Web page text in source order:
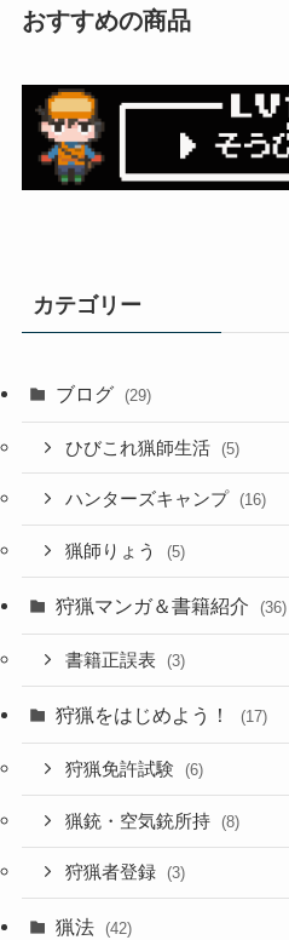
おすすめの商品
カテゴリー
ブログ (29)
ひびこれ猟師生活 (5)
ハンターズキャンプ (16)
猟師りょう (5)
狩猟マンガ＆書籍紹介 (36)
書籍正誤表 (3)
狩猟をはじめよう！ (17)
狩猟免許試験 (6)
猟銃・空気銃所持 (8)
狩猟者登録 (3)
猟法 (42)